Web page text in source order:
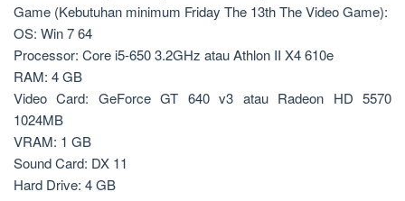
Game (Kebutuhan minimum Friday The 13th The Video Game):
OS: Win 7 64
Processor: Core i5-650 3.2GHz atau Athlon II X4 610e
RAM: 4 GB
Video Card: GeForce GT 640 v3 atau Radeon HD 5570
1024MB
VRAM: 1 GB
Sound Card: DX 11
Hard Drive: 4 GB